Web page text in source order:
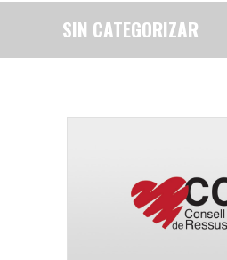
SIN CATEGORIZAR